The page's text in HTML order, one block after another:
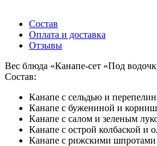
Состав
Оплата и доставка
Отзывы
Вес блюда «Канапе-сет «Под
Состав:
Канапе с сельдью и
Канапе с бужениной и
Канапе с салом и зеленым
Канапе с острой колбаской и
Канапе с рижскими